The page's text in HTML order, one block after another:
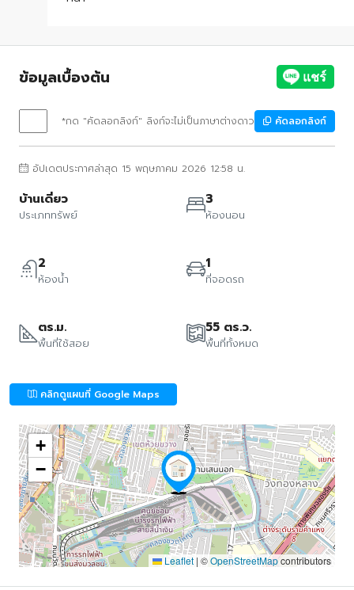
ข้อมูลเบื้องต้น
*กด "คัดลอกลิงก์" ลิงก์จะไม่เป็นภาษาต่างดาว คัดลอกลิงก์
อัปเดตประกาศล่าสุด 15 พฤษภาคม 2026 12:58 น.
บ้านเดี่ยว
ประเภททรัพย์
3
ห้องนอน
2
ห้องน้ำ
1
ที่จอดรถ
ตร.ม.
พื้นที่ใช้สอย
55 ตร.ว.
พื้นที่ทั้งหมด
คลิกดูแผนที่ Google Maps
+
−
Leaflet | ©OpenStreetMapcontributors